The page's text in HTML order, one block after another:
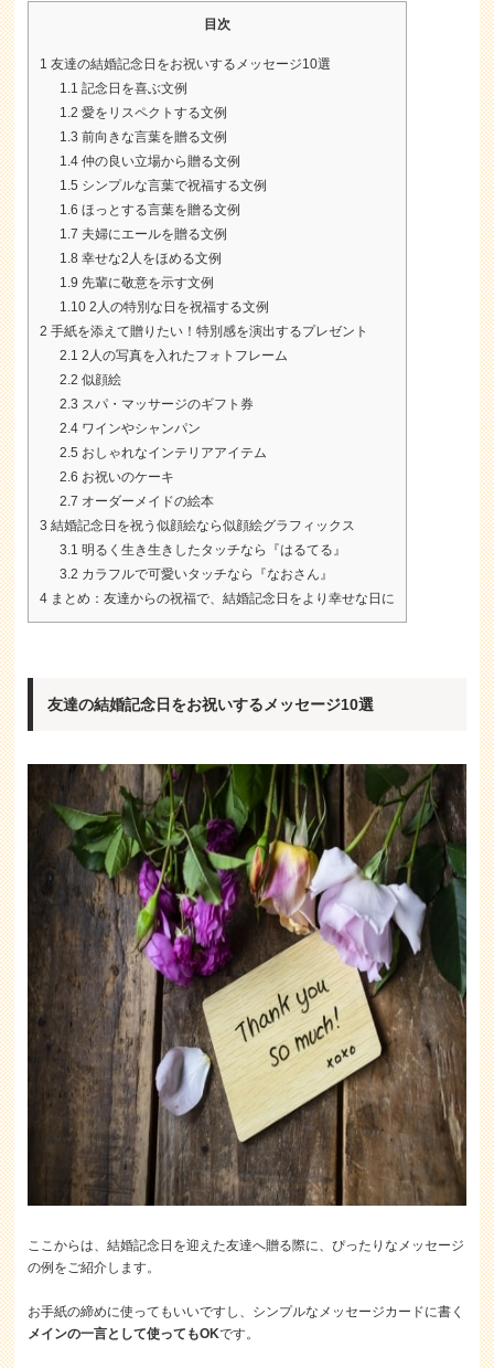
目次
1 友達の結婚記念日をお祝いするメッセージ10選
1.1 記念日を喜ぶ文例
1.2 愛をリスペクトする文例
1.3 前向きな言葉を贈る文例
1.4 仲の良い立場から贈る文例
1.5 シンプルな言葉で祝福する文例
1.6 ほっとする言葉を贈る文例
1.7 夫婦にエールを贈る文例
1.8 幸せな2人をほめる文例
1.9 先輩に敬意を示す文例
1.10 2人の特別な日を祝福する文例
2 手紙を添えて贈りたい！特別感を演出するプレゼント
2.1 2人の写真を入れたフォトフレーム
2.2 似顔絵
2.3 スパ・マッサージのギフト券
2.4 ワインやシャンパン
2.5 おしゃれなインテリアアイテム
2.6 お祝いのケーキ
2.7 オーダーメイドの絵本
3 結婚記念日を祝う似顔絵なら似顔絵グラフィックス
3.1 明るく生き生きしたタッチなら『はるてる』
3.2 カラフルで可愛いタッチなら『なおさん』
4 まとめ：友達からの祝福で、結婚記念日をより幸せな日に
友達の結婚記念日をお祝いするメッセージ10選
ここからは、結婚記念日を迎えた友達へ贈る際に、ぴったりなメッセージ
の例をご紹介します。
お手紙の締めに使ってもいいですし、シンプルなメッセージカードに書く
メインの一言として使ってもOKです。